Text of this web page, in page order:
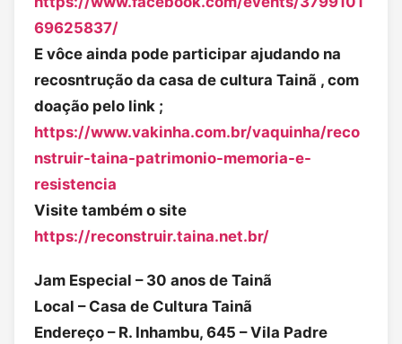
69625837/
E vôce ainda pode participar ajudando na
recosntrução da casa de cultura Tainã , com
doação pelo link ;
https://www.vakinha.com.br/vaquinha/reco
nstruir-taina-patrimonio-memoria-e-
resistencia
Visite também o site
https://reconstruir.taina.net.br/
Jam Especial – 30 anos de Tainã
Local – Casa de Cultura Tainã
Endereço – R. Inhambu, 645 – Vila Padre